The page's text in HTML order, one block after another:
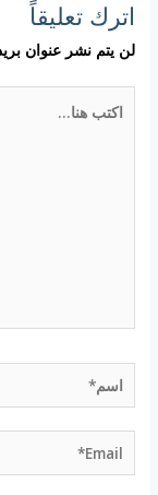
اترك تعليقاً
لن يتم نشر عنوان
اسم*
Email*